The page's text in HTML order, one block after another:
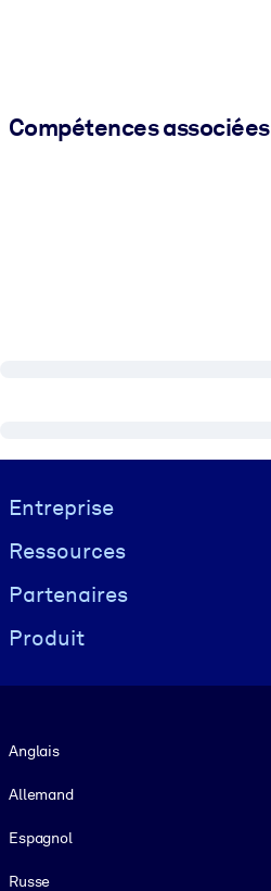
Compétences associées
Visually hidden Text
Entreprise
Ressources
Partenaires
Produit
Anglais
Allemand
Espagnol
Russe